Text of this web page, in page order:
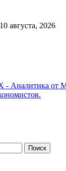
августа, 2026
- Аналитика от